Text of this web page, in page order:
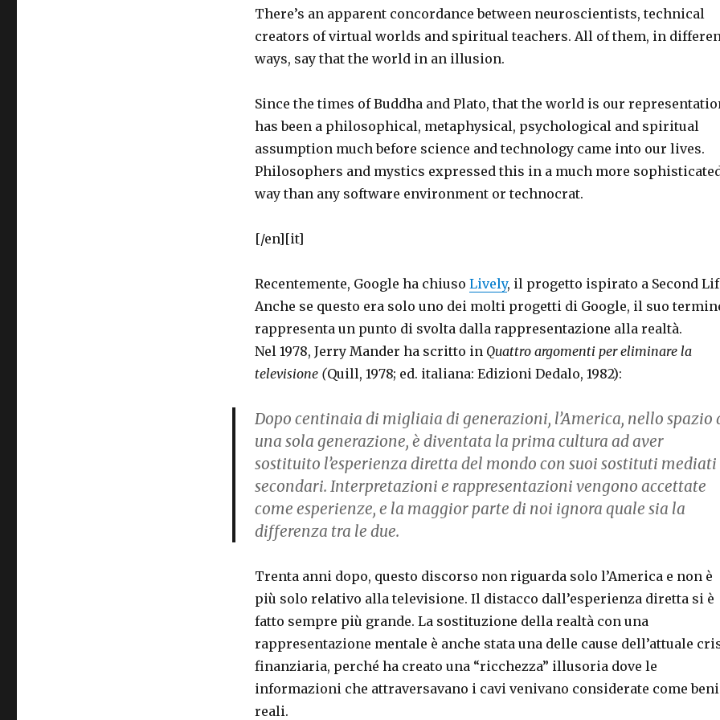
There’s an apparent concordance between neuroscientists, technical
creators of virtual worlds and spiritual teachers. All of them, in
ways, say that the world in an illusion.
Since the times of Buddha and Plato, that the world is our
has been a philosophical, metaphysical, psychological and spiritual
assumption much before science and technology came into our lives.
Philosophers and mystics expressed this in a much more
way than any software environment or technocrat.
[/en][it]
Recentemente, Google ha chiuso Lively, il progetto ispirato a Second
Anche se questo era solo uno dei molti progetti di Google, il suo
rappresenta un punto di svolta dalla rappresentazione alla realtà.
Nel 1978, Jerry Mander ha scritto in Quattro argomenti per eliminare la
televisione (Quill, 1978; ed. italiana: Edizioni Dedalo, 1982):
Dopo centinaia di migliaia di generazioni, l’America, nello spazio
una sola generazione, è diventata la prima cultura ad aver
sostituito l’esperienza diretta del mondo con suoi sostituti mediati
secondari. Interpretazioni e rappresentazioni vengono accettate
come esperienze, e la maggior parte di noi ignora quale sia la
differenza tra le due.
Trenta anni dopo, questo discorso non riguarda solo l’America e non è
più solo relativo alla televisione. Il distacco dall’esperienza diretta si è
fatto sempre più grande. La sostituzione della realtà con una
rappresentazione mentale è anche stata una delle cause dell’attuale
finanziaria, perché ha creato una “ricchezza” illusoria dove le
informazioni che attraversavano i cavi venivano considerate come beni
reali.